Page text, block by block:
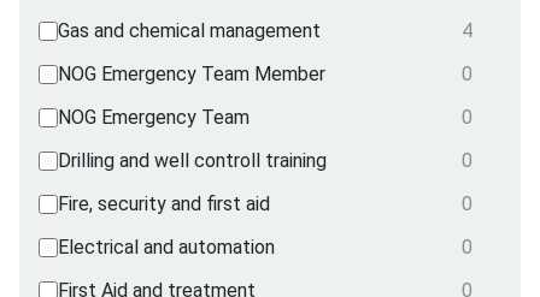
Gas and chemical management
4
NOG Emergency Team Member
0
NOG Emergency Team
0
Drilling and well controll training
0
Fire, security and first aid
0
Electrical and automation
0
First Aid and treatment
0